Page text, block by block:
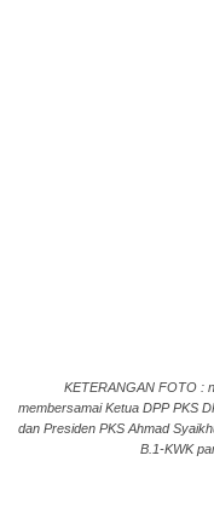
KETERANGAN FOTO :
membersamai Ketua DPP PKS
dan Presiden PKS Ahmad
B.1-KWK